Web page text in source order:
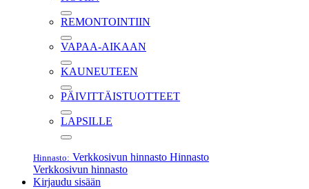
REMONTOINTIIN
VAPAA-AIKAAN
KAUNEUTEEN
PÄIVITTÄISTUOTTEET
LAPSILLE
Hinnasto: Verkkosivun hinnasto Hinnasto
Verkkosivun hinnasto
Kirjaudu sisään